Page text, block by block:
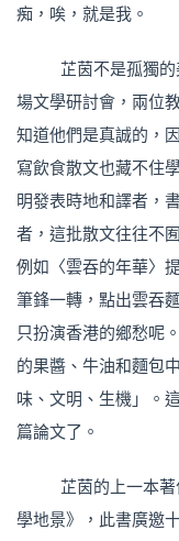
痴，唉，就是我。
芷茵不是孤獨
場文學研討會，兩位
知道他們是真誠的，
寫飲食散文也藏不住
明發表時地和譯者，
者，這批散文往往不
例如〈雲吞的年華〉
筆鋒一轉，點出雲吞
只扮演香港的鄉愁呢
的果醬、牛油和麵包
味、文明、生機」。
篇論文了。
芷茵的上一本
學地景》，此書廣邀